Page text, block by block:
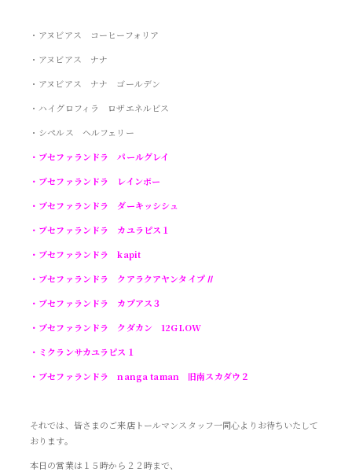
・アヌビアス コーヒーフォリア
・アヌビアス ナナ
・アヌビアス ナナ ゴールデン
・ハイグロフィラ ロザエネルビス
・シペルス ヘルフェリー
・ブセファランドラ パールグレイ
・ブセファランドラ レインボー
・ブセファランドラ ダーキッシシュ
・ブセファランドラ カユラピス１
・ブセファランドラ kapit
・ブセファランドラ クアラクアヤンタイプⅡ
・ブセファランドラ カプアス３
・ブセファランドラ クダカン 12GLOW
・ミクランサカユラピス１
・ブセファランドラ nanga taman 旧南スカダウ２
それでは、皆さまのご来店トールマンスタッフ一同心よりお待ちいたして
おります。
本日の営業は１５時から２２時まで、